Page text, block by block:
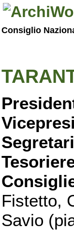
Consiglio
Fistetto,
Savio